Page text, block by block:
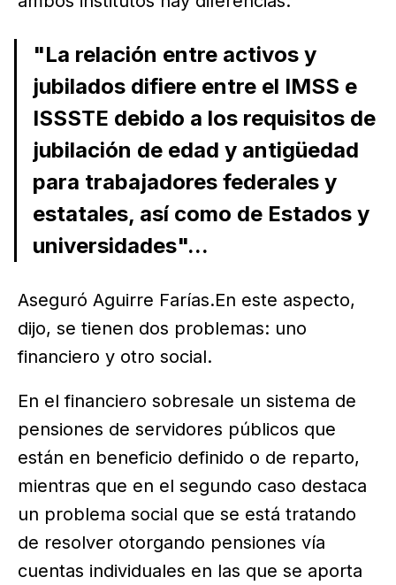
"La relación entre activos y
jubilados difiere entre el IMSS e
ISSSTE debido a los requisitos de
jubilación de edad y antigüedad
para trabajadores federales y
estatales, así como de Estados y
universidades"...
Aseguró Aguirre Farías.En este aspecto,
dijo, se tienen dos problemas: uno
financiero y otro social.
En el financiero sobresale un sistema de
pensiones de servidores públicos que
están en beneficio definido o de reparto,
mientras que en el segundo caso destaca
un problema social que se está tratando
de resolver otorgando pensiones vía
cuentas individuales en las que se aporta